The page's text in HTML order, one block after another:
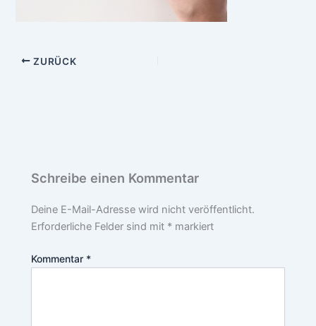
ZURÜCK
Schreibe einen Kommentar
Deine E-Mail-Adresse wird nicht veröffentlicht.
Erforderliche Felder sind mit * markiert
Kommentar *